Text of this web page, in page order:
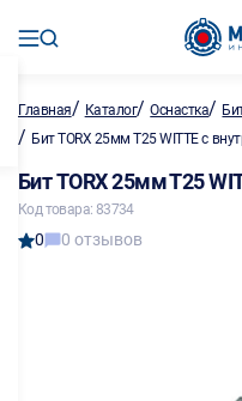
Главная/ Каталог/Оснастка/
/ Бит TORX 25мм Т25 WITTE с
Бит TORX 25мм Т25
Код товара: 83734
0 0 отзывов